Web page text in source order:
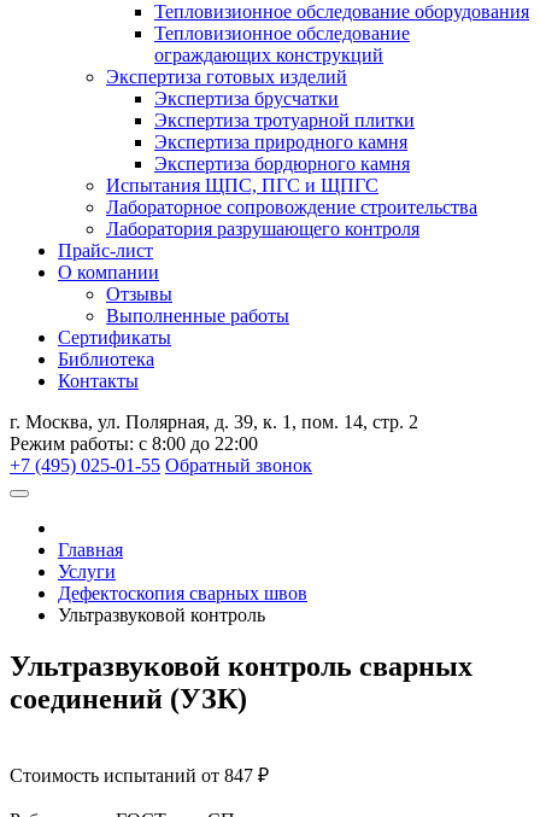
Тепловизионное обследование оборудования
Тепловизионное обследование
ограждающих конструкций
Экспертиза готовых изделий
Экспертиза брусчатки
Экспертиза тротуарной плитки
Экспертиза природного камня
Экспертиза бордюрного камня
Испытания ЩПС, ПГС и ЩПГС
Лабораторное сопровождение строительства
Лаборатория разрушающего контроля
Прайс-лист
О компании
Отзывы
Выполненные работы
Сертификаты
Библиотека
Контакты
г. Москва, ул. Полярная, д. 39, к. 1, пом. 14, стр. 2
Режим работы: с 8:00 до 22:00
+7 (495) 025-01-55 Обратный звонок
Главная
Услуги
Дефектоскопия сварных швов
Ультразвуковой контроль
Ультразвуковой контроль сварных
соединений (УЗК)
Стоимость испытаний от 847 ₽